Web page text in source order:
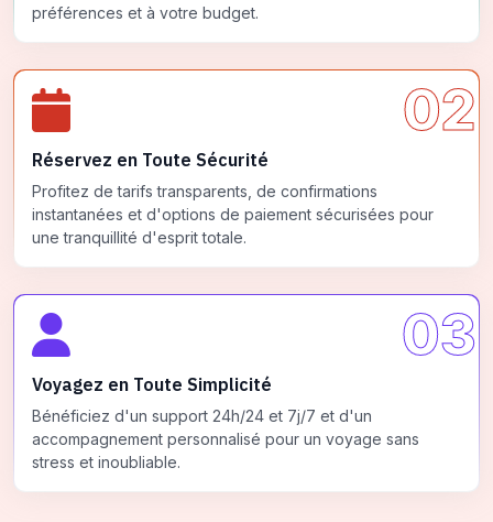
préférences et à votre budget.
02
Réservez en Toute Sécurité
Profitez de tarifs transparents, de confirmations
instantanées et d'options de paiement sécurisées pour
une tranquillité d'esprit totale.
03
Voyagez en Toute Simplicité
Bénéficiez d'un support 24h/24 et 7j/7 et d'un
accompagnement personnalisé pour un voyage sans
stress et inoubliable.